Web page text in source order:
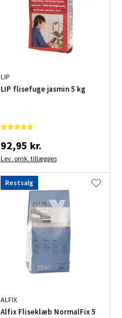
LIP
LIP flisefuge jasmin 5 kg
92,95 kr.
Lev. omk. tillægges
Restsalg
ALFIX
Alfix Fliseklæb NormalFix 5